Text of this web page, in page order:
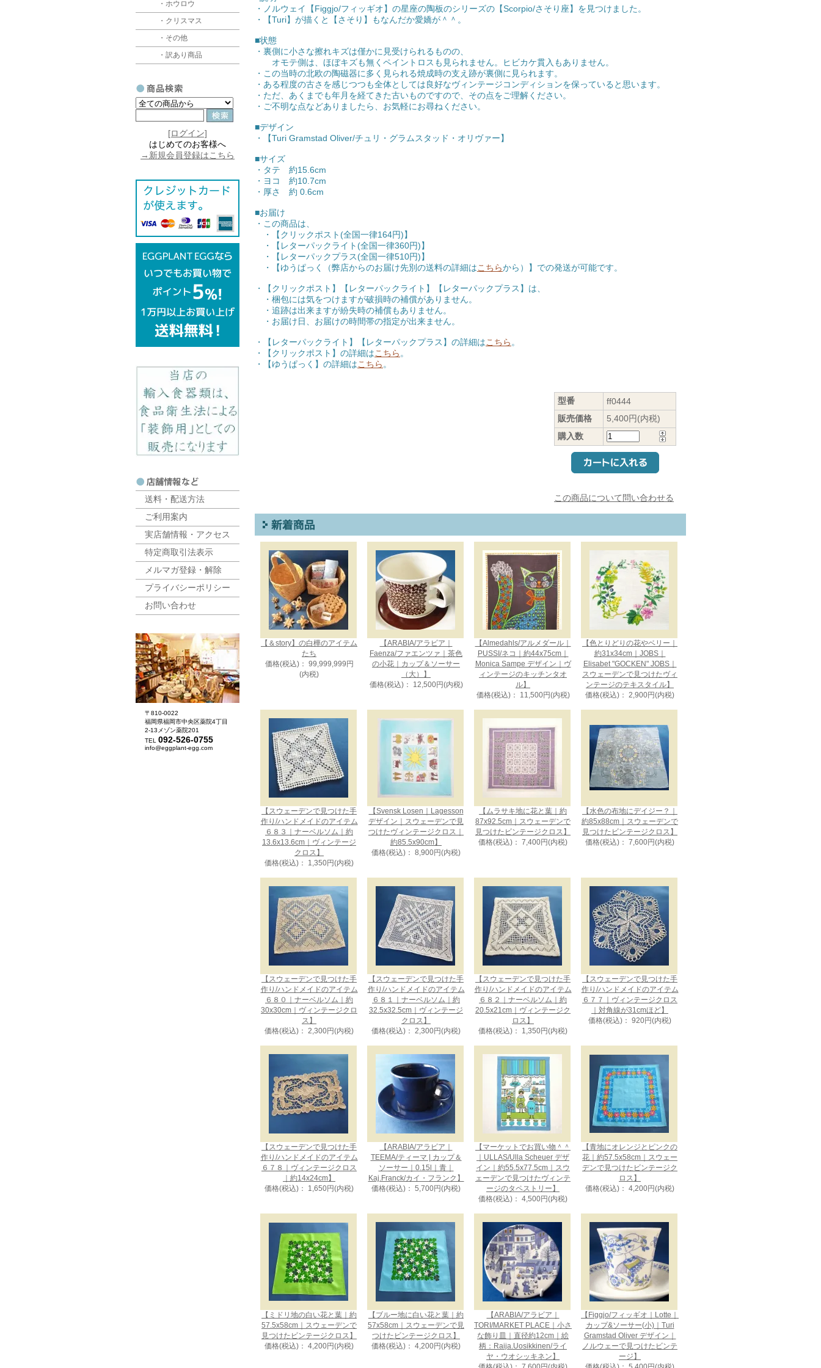
・ノルウェイ【Figgjo/フィッギオ】の星座の陶板のシリーズの【Scorpio/さそり座】を見つけました。
・【Turi】が描くと【さそり】もなんだか愛嬌が＾＾。
■状態
・裏側に小さな擦れキズは僅かに見受けられるものの、
オモテ側は、ほぼキズも無くペイントロスも見られません。ヒビカケ貫入もありません。
・この当時の北欧の陶磁器に多く見られる焼成時の支え跡が裏側に見られます。
・ある程度の古さを感じつつも全体としては良好なヴィンテージコンディションを保っていると思います。
・ただ、あくまでも年月を経てきた古いものですので、その点をご理解ください。
・ご不明な点などありましたら、お気軽にお尋ねください。
■デザイン
・【Turi Gramstad Oliver/チュリ・グラムスタッド・オリヴァー】
■サイズ
・タテ 約15.6cm
・ヨコ 約10.7cm
・厚さ 約 0.6cm
■お届け
・この商品は、
・【クリックポスト(全国一律164円)】
・【レターパックライト(全国一律360円)】
・【レターパックプラス(全国一律510円)】
・【ゆうぱっく（弊店からのお届け先別の送料の詳細はこちらから）】での発送が可能です。
・【クリックポスト】【レターパックライト】【レターパックプラス】は、
・梱包には気をつけますが破損時の補償がありません。
・追跡は出来ますが紛失時の補償もありません。
・お届け日、お届けの時間帯の指定が出来ません。
・【レターパックライト】【レターパックプラス】の詳細はこちら 。
・【クリックポスト】の詳細はこちら 。
・【ゆうぱっく】の詳細はこちら 。
型番
ff0444
販売価格
5,400円(内税)
購入数
この商品について問い合わせる
【＆story】の白樺のアイテム
たち
価格(税込)： 99,999,999円
(内税)
【ARABIA/アラビア｜
Faenza/ファエンツァ｜茶色
の小花｜カップ＆ソーサー
（大）】
価格(税込)： 12,500円(内税)
【Almedahls/アルメダール｜
PUSSI/ネコ｜約44x75cm｜
Monica Sampe デザイン｜ヴ
ィンテージのキッチンタオ
ル】
価格(税込)： 11,500円(内税)
【色とりどりの花やベリー｜
約31x34cm｜JOBS｜
Elisabet "GOCKEN" JOBS｜
スウェーデンで見つけたヴィ
ンテージのテキスタイル】
価格(税込)： 2,900円(内税)
【スウェーデンで見つけた手
作り/ハンドメイドのアイテム
６８３｜ナーベルソム｜約
13.6x13.6cm｜ヴィンテージ
クロス】
価格(税込)： 1,350円(内税)
【Svensk Losen｜Lagesson
デザイン｜スウェーデンで見
つけたヴィンテージクロス｜
約85.5x90cm】
価格(税込)： 8,900円(内税)
【ムラサキ地に花と葉｜約
87x92.5cm｜スウェーデンで
見つけたビンテージクロス】
価格(税込)： 7,400円(内税)
【水色の布地にデイジー？｜
約85x88cm｜スウェーデンで
見つけたビンテージクロス】
価格(税込)： 7,600円(内税)
【スウェーデンで見つけた手
作り/ハンドメイドのアイテム
６８０｜ナーベルソム｜約
30x30cm｜ヴィンテージクロ
ス】
価格(税込)： 2,300円(内税)
【スウェーデンで見つけた手
作り/ハンドメイドのアイテム
６８１｜ナーベルソム｜約
32.5x32.5cm｜ヴィンテージ
クロス】
価格(税込)： 2,300円(内税)
【スウェーデンで見つけた手
作り/ハンドメイドのアイテム
６８２｜ナーベルソム｜約
20.5x21cm｜ヴィンテージク
ロス】
価格(税込)： 1,350円(内税)
【スウェーデンで見つけた手
作り/ハンドメイドのアイテム
６７７｜ヴィンテージクロス
｜対角線が31cmほど】
価格(税込)： 920円(内税)
【スウェーデンで見つけた手
作り/ハンドメイドのアイテム
６７８｜ヴィンテージクロス
｜約14x24cm】
価格(税込)： 1,650円(内税)
【ARABIA/アラビア｜
TEEMA/ティーマ | カップ＆
ソーサー｜0.15l｜青｜
Kaj.Franck/カイ・フランク】
価格(税込)： 5,700円(内税)
【マーケットでお買い物＾＾
｜ULLAS/Ulla Scheuer デザ
イン｜約55.5x77.5cm｜スウ
ェーデンで見つけたヴィンテ
ージのタペストリー】
価格(税込)： 4,500円(内税)
【青地にオレンジとピンクの
花｜約57.5x58cm｜スウェー
デンで見つけたビンテージク
ロス】
価格(税込)： 4,200円(内税)
【ミドリ地の白い花と葉｜約
57.5x58cm｜スウェーデンで
見つけたビンテージクロス】
価格(税込)： 4,200円(内税)
【ブルー地に白い花と葉｜約
57x58cm｜スウェーデンで見
つけたビンテージクロス】
価格(税込)： 4,200円(内税)
【ARABIA/アラビア｜
TORI/MARKET PLACE｜小さ
な飾り皿｜直径約12cm｜絵
柄：Raija.Uosikkinen/ライ
ヤ・ウオシッキネン】
【Figgjo/フィッギオ｜Lotte｜
カップ&ソーサー(小)｜Turi
Gramstad Oliver デザイン｜
ノルウェーで見つけたビンテ
ージ】
・ホウロウ
・クリスマス
・その他
・訳あり商品
[ログイン]
はじめてのお客様へ
→新規会員登録はこちら
送料・配送方法
ご利用案内
実店舗情報・アクセス
特定商取引法表示
メルマガ登録・解除
プライバシーポリシー
お問い合わせ
〒810-0022
福岡県福岡市中央区薬院4丁目
2-13メゾン薬院201
TEL 092-526-0755
info@eggplant-egg.com